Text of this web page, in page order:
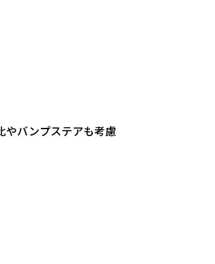
やバンプステアも考慮